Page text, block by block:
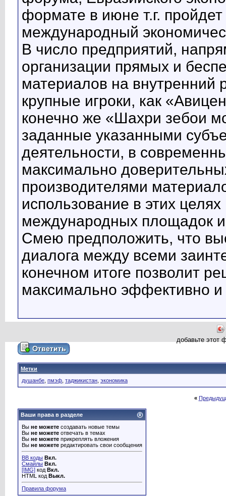
формате в июне т.г.
международный
В число предприятий,
организации прямых и
материалов на внутренний
крупные игроки, как
конечно же «Шахри зебои
заданные указанными
деятельности, в
максимально
производителями
использование в этих
международных площадок
Смею предположить, что
диалога между всеми
конечном итоге позволит
максимально эффективно и
добавьте этот
Метки
душанбе пмэф таджикистан экономика
«
Ваши права в разделе
Вы не можете создавать новые темы
Вы не можете отвечать в темах
Вы не можете прикреплять вложения
Вы не можете редактировать свои сообщения
BB коды Вкл.
Смайлы Вкл.
[IMG] код Вкл.
HTML код Выкл.
Правила форума